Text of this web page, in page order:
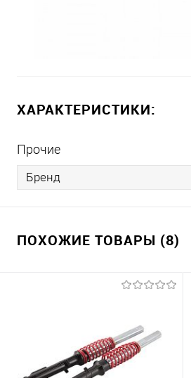
ХАРАКТЕРИСТИКИ:
Прочие
Бренд
ПОХОЖИЕ ТОВАРЫ (8)